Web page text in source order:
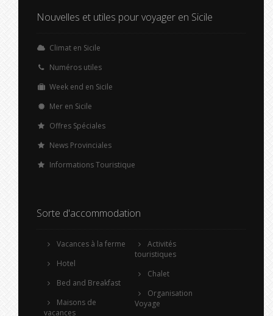
Nouvelles et utiles pour voyager en Sicile
Climat en Sicile
Numéros utiles
Week end en Sicile
Mer en Sicile
Offres Spéciales
News Provinciales
Informations Touristique
Sorte d'accommodation
Vacances à la ferme
Hotel
Bed and Breakfast
Maisons de
vacances
Activités
touristiques
Chalet
Organisation
Voyage